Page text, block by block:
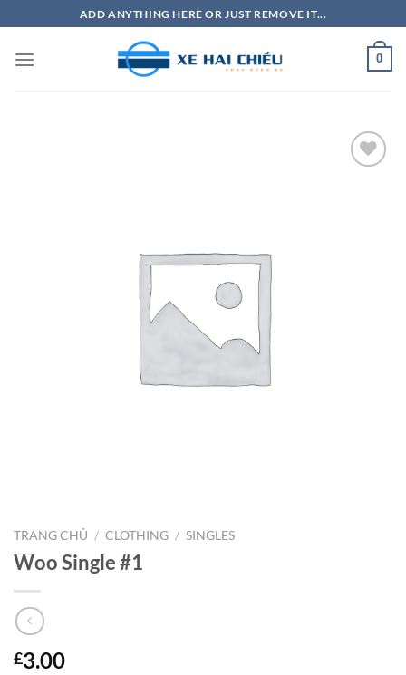
qua
nội
ADD ANYTHING HERE OR JUST REMOVE IT...
0
TRANG CHỦ / CLOTHING / SINGLES
Woo Single #1
£3.00